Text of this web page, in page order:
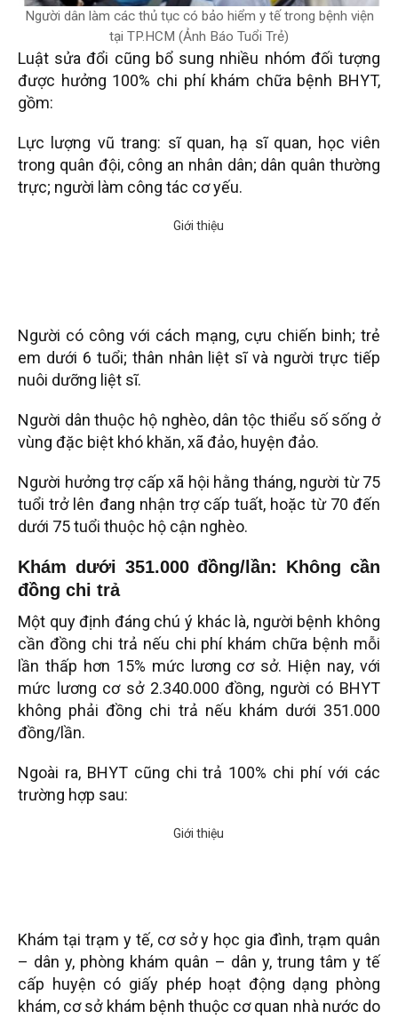
Người dân làm các thủ tục có bảo hiểm y tế trong bệnh viện
tại TP.HCM (Ảnh Báo Tuổi Trẻ)
Luật sửa đổi cũng bổ sung nhiều nhóm đối tượng
được hưởng 100% chi phí khám chữa bệnh BHYT,
gồm:
Lực lượng vũ trang: sĩ quan, hạ sĩ quan, học viên
trong quân đội, công an nhân dân; dân quân thường
trực; người làm công tác cơ yếu.
Người có công với cách mạng, cựu chiến binh; trẻ
em dưới 6 tuổi; thân nhân liệt sĩ và người trực tiếp
nuôi dưỡng liệt sĩ.
Người dân thuộc hộ nghèo, dân tộc thiểu số sống ở
vùng đặc biệt khó khăn, xã đảo, huyện đảo.
Người hưởng trợ cấp xã hội hằng tháng, người từ 75
tuổi trở lên đang nhận trợ cấp tuất, hoặc từ 70 đến
dưới 75 tuổi thuộc hộ cận nghèo.
Khám dưới 351.000 đồng/lần: Không cần
đồng chi trả
Một quy định đáng chú ý khác là, người bệnh không
cần đồng chi trả nếu chi phí khám chữa bệnh mỗi
lần thấp hơn 15% mức lương cơ sở. Hiện nay, với
mức lương cơ sở 2.340.000 đồng, người có BHYT
không phải đồng chi trả nếu khám dưới 351.000
đồng/lần.
Ngoài ra, BHYT cũng chi trả 100% chi phí với các
trường hợp sau:
Khám tại trạm y tế, cơ sở y học gia đình, trạm quân
– dân y, phòng khám quân – dân y, trung tâm y tế
cấp huyện có giấy phép hoạt động dạng phòng
khám, cơ sở khám bệnh thuộc cơ quan nhà nước do